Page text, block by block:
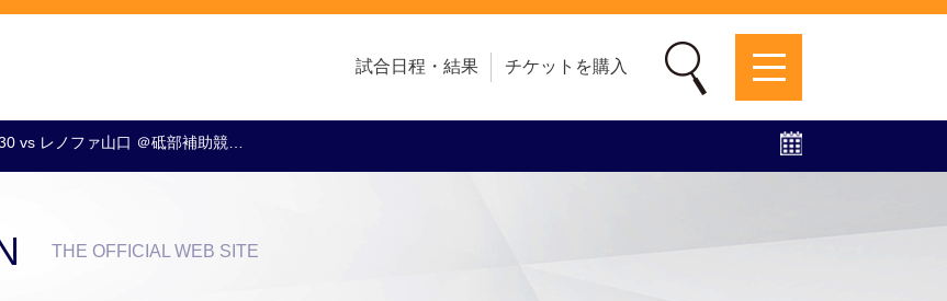
試合日程・結果 チケットを購入
ラブ・会社情報 レディース
vs レノファ山口 ＠砥部補助競…
THE OFFICIAL WEB SITE